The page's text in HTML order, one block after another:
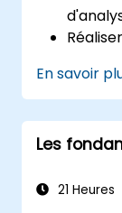
métier
Créer
En savoir
Les
21 Heures